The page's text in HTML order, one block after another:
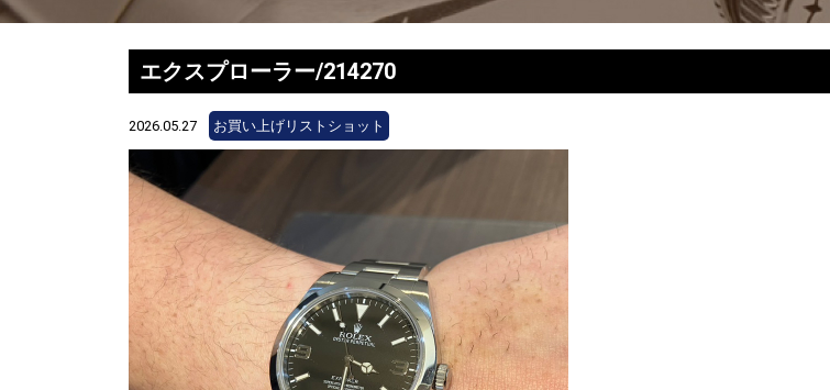
エクスプローラー/214270
2026.05.27 お買い上げリストショット